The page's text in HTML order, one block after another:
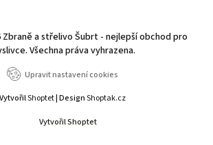
Vytvořil Shoptet
Zbraně a střelivo Šubrt - nejlepší obchod pro
. Všechna práva vyhrazena.
Upravit nastavení cookies
VytvořilShoptet| DesignShoptak.cz